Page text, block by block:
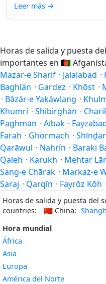
Leer más →
Horas de salida y puesta
importantes en 🇦🇫
Mazar-e Sharif · Jalalabad ·
Baghlán · Gardez · Khōst ·
· Bāzār-e Yakāwlang ·
Khumrí · Shibirghān ·
Paghmān · Aībak ·
Farah · Ghormach ·
Qarāwul · Nahrín · Baraki
Qaleh · Karukh · Mehtar
Sang-e Chārak · Markaz-e
Saraj · Qarqīn · Fayrōz Kōh ·
Horas de salida y puesta del
countries:
🇨🇳 China:
Hora mundial
África
Asia
Europa
América del Norte